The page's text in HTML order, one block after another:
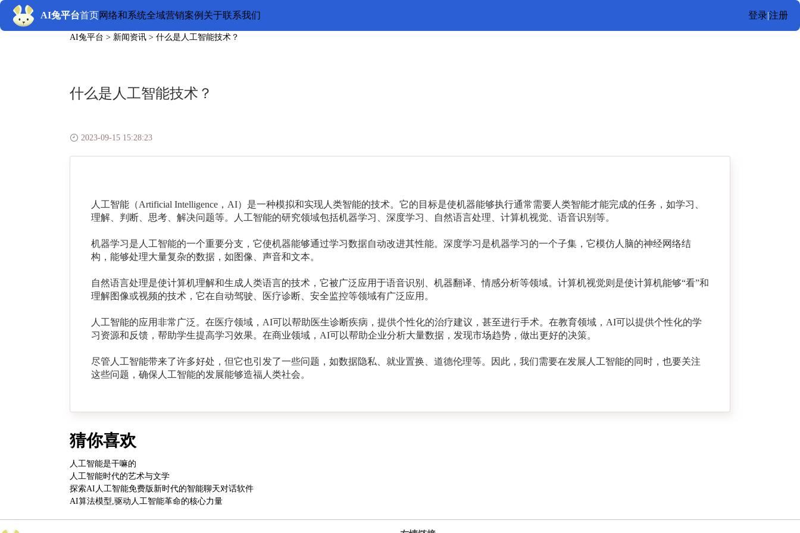
AI兔平台首页网络和系统全域营销案例 关于联系我们 登录|注册
AI兔平台 > 新闻资讯 > 什么是人工智能技术？
什么是人工智能技术？
2023-09-15 15:28:23
人工智能 （Artificial Intelligence， AI）是一种模拟和实现人类智能的技术。它的目标是使机器能够执行通常需要人类智能才能完成的任务，如学习、
理解、判断、思考、解决问题等。人工智能的研究领域包括机器学习、深度学习、自然语言处理、计算机视觉、语音识别等。
机器学习是人工智能的一个重要分支，它使机器能够通过学习数据自动改进其性能。深度学习是机器学习的一个子集，它模仿人脑的神经网络结
构，能够处理大量复杂的数据，如图像、声音和文本。
自然语言处理是使计算机理解和生成人类语言的技术，它被广泛应用于语音识别、机器翻译、情感分析等领域。计算机视觉则是使计算机能够“看”和
理解图像或视频的技术，它在自动驾驶、医疗诊断、安全监控等领域有广泛应用。
人工智能的应用非常广泛。在医疗领域，AI可以帮助医生诊断疾病，提供个性化的治疗建议，甚至进行手术。在教育领域，AI可以提供个性化的学
习资源和反馈，帮助学生提高学习效果。在商业领域，AI可以帮助企业分析大量数据，发现市场趋势，做出更好的决策。
尽管人工智能带来了许多好处，但它也引发了一些问题，如数据隐私、就业置换、道德伦理等。因此，我们需要在发展人工智能的同时，也要关注
这些问题，确保人工智能的发展能够造福人类社会。
猜你喜欢
人工智能是干嘛的
人工智能时代的艺术与文学
探索AI人工智能免费版新时代的智能聊天对话软件
AI算法模型,驱动人工智能革命的核心力量